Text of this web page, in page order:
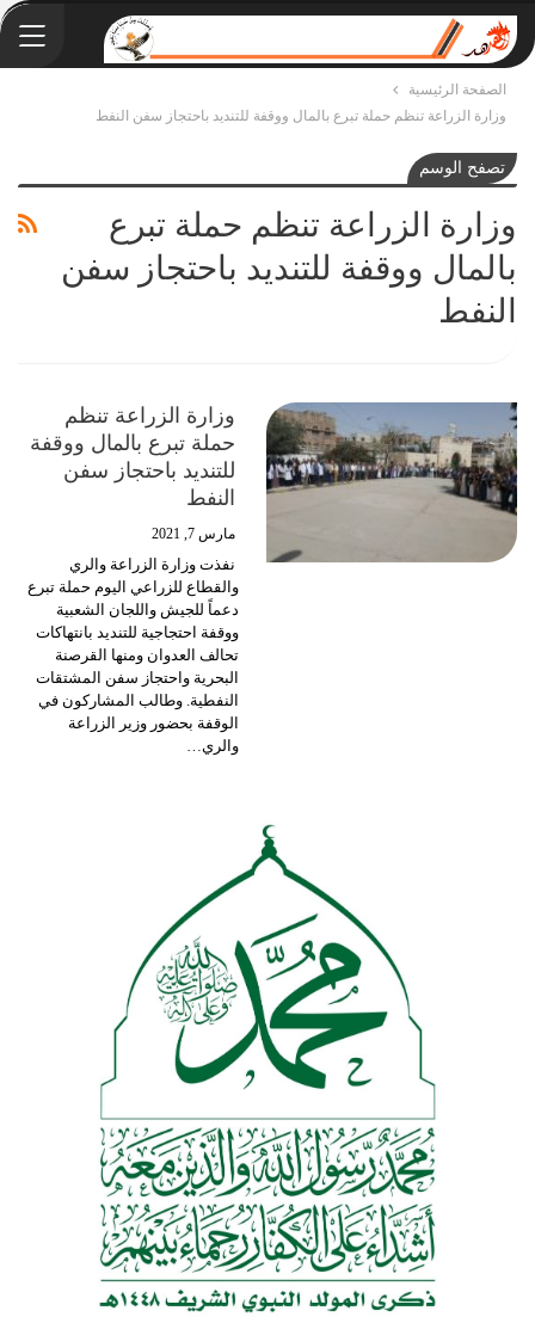
الصفحة الرئيسية
وزارة الزراعة تنظم حملة تبرع بالمال ووقفة للتنديد باحتجاز سفن النفط
تصفح الوسم
وزارة الزراعة تنظم حملة تبرع
بالمال ووقفة للتنديد باحتجاز سفن
النفط
وزارة الزراعة تنظم
حملة تبرع بالمال ووقفة
للتنديد باحتجاز سفن
النفط
مارس 7, 2021
نفذت وزارة الزراعة والري
والقطاع للزراعي اليوم حملة تبرع
دعماً للجيش واللجان الشعبية
ووقفة احتجاجية للتنديد بانتهاكات
تحالف العدوان ومنها القرصنة
البحرية واحتجاز سفن المشتقات
النفطية. وطالب المشاركون في
الوقفة بحضور وزير الزراعة
والري…